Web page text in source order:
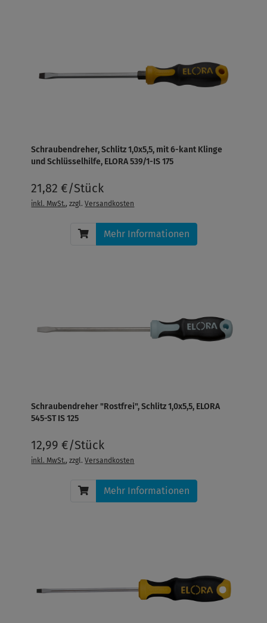
Schraubendreher, Schlitz 1,0x5,5, mit 6-kant Klinge
und Schlüsselhilfe, ELORA 539/1-IS 175
21,82 €/Stück
inkl. MwSt., zzgl.Versandkosten
Mehr Informationen
Schraubendreher "Rostfrei", Schlitz 1,0x5,5, ELORA
545-ST IS 125
12,99 €/Stück
inkl. MwSt., zzgl.Versandkosten
Mehr Informationen